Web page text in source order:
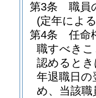
第3条
職員
(定年によ
第4条
任命
職すべき
認めると
年退職日
め、当該